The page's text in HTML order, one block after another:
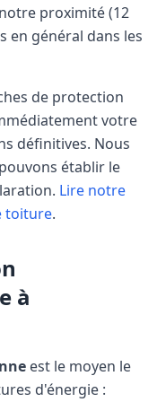
proximité (12
en général dans les
de protection
votre
définitives. Nous
établir le
Lire notre
toiture.
à
est le moyen le
d'énergie :